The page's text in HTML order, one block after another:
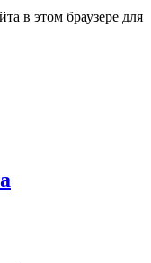
в этом браузере для